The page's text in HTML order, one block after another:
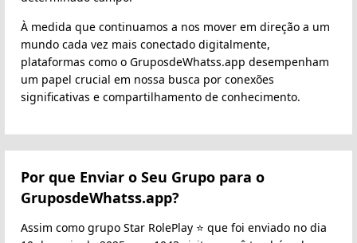
À medida que continuamos a nos mover em direção a um
mundo cada vez mais conectado digitalmente,
plataformas como o GruposdeWhatss.app desempenham
um papel crucial em nossa busca por conexões
significativas e compartilhamento de conhecimento.
Por que Enviar o Seu Grupo para o
GruposdeWhatss.app?
Assim como grupo Star RolePlay ⭐️ que foi enviado no dia